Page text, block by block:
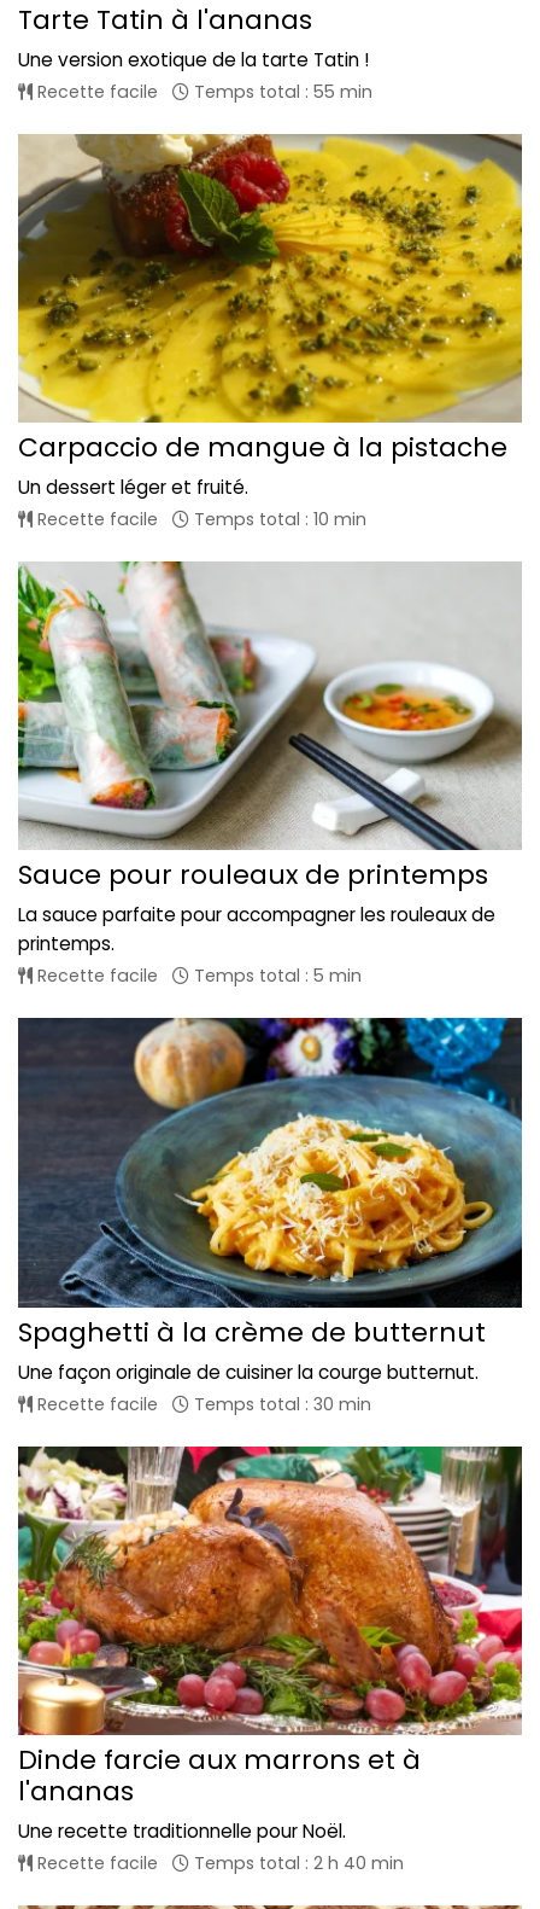
Tarte Tatin à l'ananas
Une version exotique de la tarte Tatin !
Recette facile Temps total : 55 min
Carpaccio de mangue à la pistache
Un dessert léger et fruité.
Recette facile Temps total : 10 min
Sauce pour rouleaux de printemps
La sauce parfaite pour accompagner les rouleaux de
printemps.
Recette facile Temps total : 5 min
Spaghetti à la crème de butternut
Une façon originale de cuisiner la courge butternut.
Recette facile Temps total : 30 min
Dinde farcie aux marrons et à
l'ananas
Une recette traditionnelle pour Noël.
Recette facile Temps total : 2 h 40 min